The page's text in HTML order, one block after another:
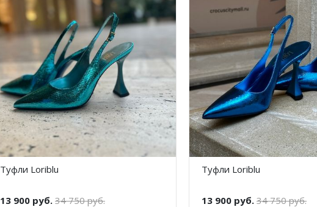
Туфли Loriblu
13 900 руб. 34 750 руб.
Туфли Loriblu
13 900 руб. 34 750 руб.